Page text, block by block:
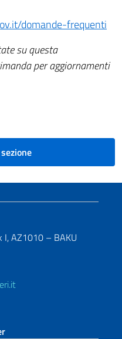
domande-frequenti
su questa
per aggiornamenti
I, AZ1010 – BAKU